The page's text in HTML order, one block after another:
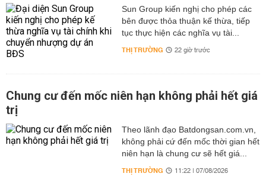
Sun Group kiến nghị cho phép các
bên được thỏa thuận kế thừa, tiếp
tục thực hiện các nghĩa vụ tài...
THỊ TRƯỜNG 22 giờ trước
Chung cư đến mốc niên hạn không phải hết giá
trị
Theo lãnh đạo Batdongsan.com.vn,
không phải cứ đến mốc thời gian hết
niên hạn là chung cư sẽ hết giá...
THỊ TRƯỜNG 11:22 | 07/08/2026